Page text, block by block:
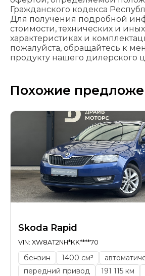
Гражданского кодекса
Для получения подробной
стоимости, технических и иных
характеристиках и
пожалуйста, обращайтесь к
продукту нашего дилерского
Похожие
Skoda Rapid
VIN: XW8AT2NH*KK****70
бензин 1400 см³
передний привод
191 115 км